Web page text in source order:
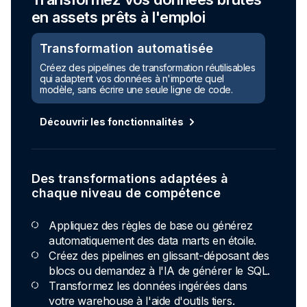
Transformez vos données brutes
en assets prêts à l'emploi
Transformation automatisée
Créez des pipelines de transformation réutilisables
modèle, sans écrire une seule ligne de code.
Découvrir les fonctionnalités
Des transformations adaptées à
chaque niveau de compétence
Appliquez des règles de base ou générez
automatiquement des data marts en étoile.
partagez vos données
Les data products, simplifiés
Pour de meilleurs résultats, fournissez des
données de grande qualité, spécifiques à un
domaine, faciles à trouver et utiliser en toute
confiance.
Visite guidée
Tout ce qu'il faut pour transformer vos
données en produits
Organisez et regroupez données brutes,
règles de qualité des données, contrats et
infrastructure de façon fiable.
Créez la confiance grâce à une fiabilité, une
conformité et une transparence accrues.
Clarifiez les responsabilités entre producteurs